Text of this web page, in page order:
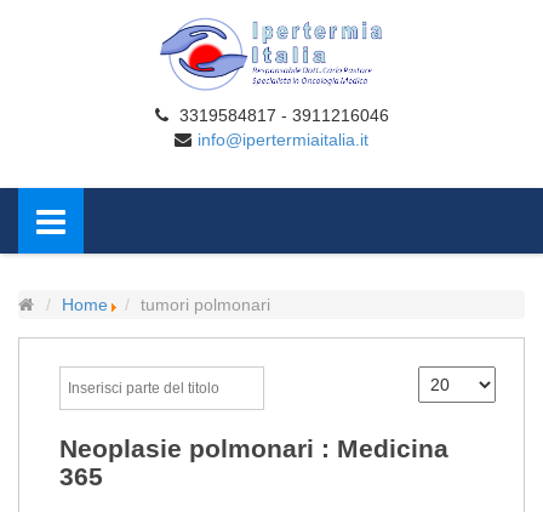
3319584817 - 3911216046
info@ipertermiaitalia.it
Home tumori polmonari
Neoplasie polmonari : Medicina
365